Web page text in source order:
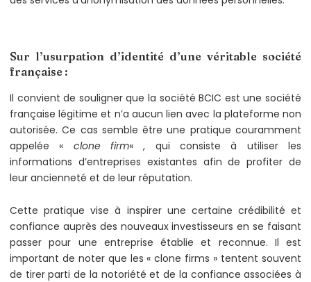
Sur l’usurpation d’identité d’une véritable société
française :
Il convient de souligner que la société BCIC est une société
française légitime et n’a aucun lien avec la plateforme non
autorisée. Ce cas semble être une pratique couramment
appelée « clone firm« , qui consiste à utiliser les
informations d’entreprises existantes afin de profiter de
leur ancienneté et de leur réputation.
Cette pratique vise à inspirer une certaine crédibilité et
confiance auprès des nouveaux investisseurs en se faisant
passer pour une entreprise établie et reconnue. Il est
important de noter que les « clone firms » tentent souvent
de tirer parti de la notoriété et de la confiance associées à